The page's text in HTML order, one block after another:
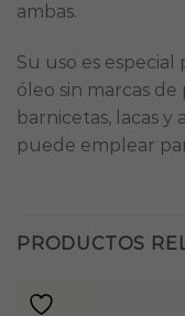
ambas.
Su uso es especial
óleo sin marcas
barnicetas, lacas y
puede emplear
PRODUCTOS